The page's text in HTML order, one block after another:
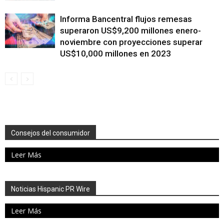
Informa Bancentral flujos remesas
superaron US$9,200 millones enero-
noviembre con proyecciones superar
US$10,000 millones en 2023
Consejos del consumidor
Leer Más
Noticias Hispanic PR Wire
Leer Más